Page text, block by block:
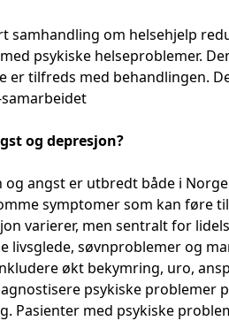
samhandling om helsehjelp
psykiske helseproblemer.
er tilfreds med behandlingen.
og depresjon?
og angst er utbredt både i
symptomer som kan føre
varierer, men sentralt for
livsglede, søvnproblemer og
økt bekymring, uro,
psykiske problemer
Pasienter med psykiske